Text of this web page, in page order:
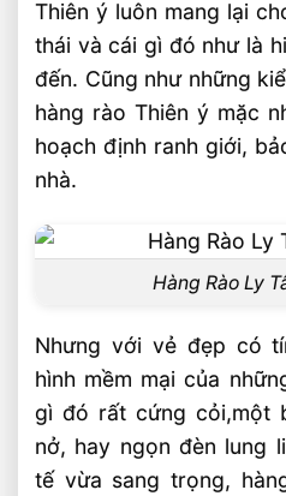
Thiên ý luôn mang lại
thái và cái gì đó như là
đến. Cũng như những
hàng rào Thiên ý mặc
hoạch định ranh giới,
nhà.
Hàng Rào Ly
Nhưng với vẻ đẹp có
hình mềm mại của
gì đó rất cứng cỏi,một
nở, hay ngọn đèn lung
tế vừa sang trọng,